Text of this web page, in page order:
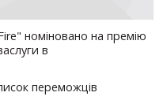
номіновано на премію
в
переможців